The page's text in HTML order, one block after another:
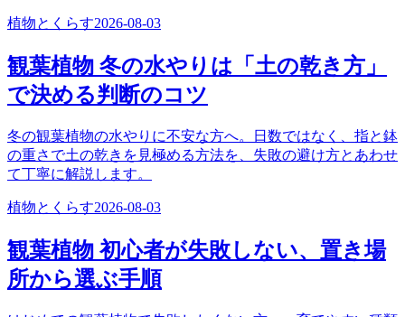
植物とくらす2026-08-03
観葉植物 冬の水やりは「土の乾き方」
で決める判断のコツ
冬の観葉植物の水やりに不安な方へ。日数ではなく、指と鉢
の重さで土の乾きを見極める方法を、失敗の避け方とあわせ
て丁寧に解説します。
植物とくらす2026-08-03
観葉植物 初心者が失敗しない、置き場
所から選ぶ手順